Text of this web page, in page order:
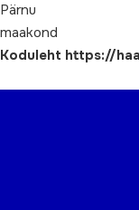
Pärnu
maakond
Koduleht https://